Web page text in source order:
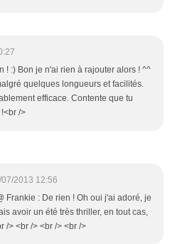
! :) Bon je n'ai rien à rajouter alors ! ^^
quelques longueurs et facilités.
efficace. Contente que tu
/>
2013 12:56
Frankie : De rien ! Oh oui j'ai adoré, je
avoir un été très thriller, en tout cas,
/> <br /> <br /> <br />